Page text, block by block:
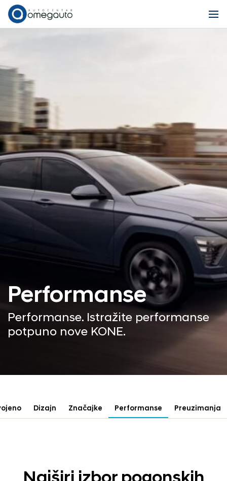
Performanse
Performanse. Istražite performanse
potpuno nove KONE.
Dizajn Značajke Performanse Preuzimanja